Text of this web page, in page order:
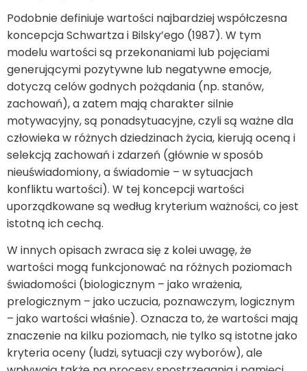
Podobnie definiuje wartości najbardziej współczesna
koncepcja Schwartza i Bilsky’ego (1987). W tym
modelu wartości są przekonaniami lub pojęciami
generującymi pozytywne lub negatywne emocje,
dotyczą celów godnych pożądania (np. stanów,
zachowań), a zatem mają charakter silnie
motywacyjny, są ponadsytuacyjne, czyli są ważne dla
człowieka w różnych dziedzinach życia, kierują oceną i
selekcją zachowań i zdarzeń (głównie w sposób
nieuświadomiony, a świadomie – w sytuacjach
konfliktu wartości). W tej koncepcji wartości
uporządkowane są według kryterium ważności, co jest
istotną ich cechą.
W innych opisach zwraca się z kolei uwagę, że
wartości mogą funkcjonować na różnych poziomach
świadomości (biologicznym – jako wrażenia,
prelogicznym – jako uczucia, poznawczym, logicznym
– jako wartości właśnie). Oznacza to, że wartości mają
znaczenie na kilku poziomach, nie tylko są istotne jako
kryteria oceny (ludzi, sytuacji czy wyborów), ale